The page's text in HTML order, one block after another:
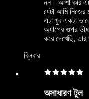
নন। আশা করি
যেটা আমি
এটা খুব একটা
অ্যাপের ওপর
করে দেখেছি,
ব্লিবার
অসাধারণ টুল